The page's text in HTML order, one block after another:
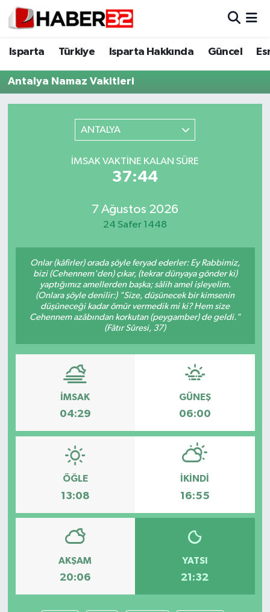
Isparta Türkiye Isparta Hakkında Güncel
Antalya Namaz Vakitleri
ANTALYA
İMSAK VAKTINE KALAN SÜRE
37:43
7 Ağustos 2026
24 Safer 1448
Onlar (kâfirler) orada şöyle feryad ederler: Ey Rabbimiz,
bizi (Cehennem'den) çıkar, (tekrar dünyaya gönder ki)
yaptığımız amellerden başka; sâlih amel işleyelim.
(Onlara şöyle denilir:) "Size, düşünecek bir kimsenin
düşüneceği kadar ömür vermedik mi ki? Hem size
Cehennem azâbından korkutan (peygamber) de geldi."
(Fâtır Sûresi, 37)
İMSAK
04:29
GÜNEŞ
06:00
ÖĞLE
13:08
İKINDI
16:55
AKŞAM
20:06
YATSI
21:32
Isparta
Isparta Hakkında
Esnaf Diyor ki;
BİLİM VE TEKNOLOJİ
Güncel
HABERDE İNSAN
İlginç
KÜLTÜR SANAT
MAGAZİN
POLİTİKA
RESMİ İLANLAR
Isparta Nöbetçi Eczaneler
Isparta Hava Durumu
Isparta Trafik Yoğunluk Haritası
Süper Lig Puan Durumu ve Fikstür